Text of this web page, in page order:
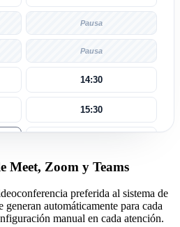
Pausa
Pausa
14:30
15:30
17:30
Meet, Zoom y Teams
preferida al sistema de
generan automáticamente para cada
manual en cada atención.